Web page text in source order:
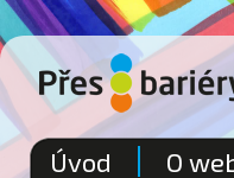
Úvod O